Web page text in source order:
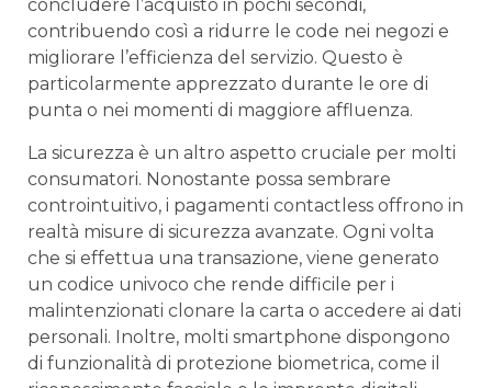
concludere l’acquisto ⁣in pochi secondi,
contribuendo così a⁤ ridurre le code nei negozi e
migliorare⁢ l’efficienza del⁤ servizio. Questo è
particolarmente apprezzato ⁢durante le ore ⁤di⁢
punta o nei momenti di maggiore ⁢affluenza.
La sicurezza​ è un altro ⁢aspetto cruciale per molti
consumatori.⁤ Nonostante possa sembrare
controintuitivo, ⁤i‌ pagamenti contactless offrono in
‍realtà misure ‌di sicurezza avanzate. Ogni ‍volta⁢
che ‍si ⁤effettua una transazione, viene generato⁤
un codice univoco che rende difficile per i
malintenzionati clonare ​la ‌carta o accedere ai dati
personali. Inoltre, molti⁤ smartphone ⁢dispongono
di​ funzionalità di protezione biometrica, ‌come il